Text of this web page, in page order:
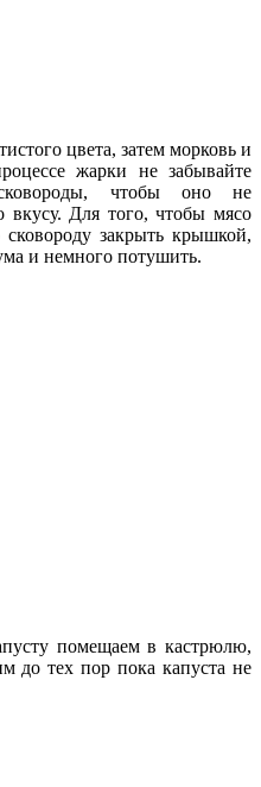
цвета, затем морковь и
жарки не забывайте
чтобы оно не
Для того, чтобы мясо
закрыть крышкой,
и немного потушить.
помещаем в кастрюлю,
до тех пор пока капуста не